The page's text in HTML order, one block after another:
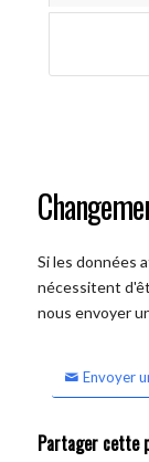
Si les données
nécessitent
nous envoyer
Envoyer
Partager cette